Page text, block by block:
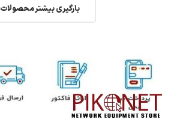
بارگیری بیشتر محصولات